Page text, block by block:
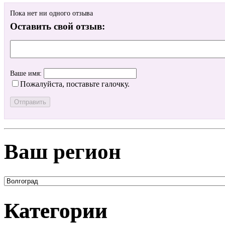
Пока нет ни одного отзыва
Оставить свой отзыв:
Ваше имя:
Пожалуйста, поставьте галочку.
Ваш регион
Категории